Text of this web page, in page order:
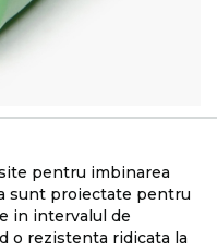
pentru imbinarea
sunt proiectate pentru
in intervalul de
o rezistenta ridicata la